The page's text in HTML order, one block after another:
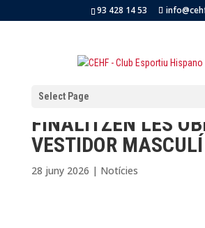
93 428 14 53
Select Page
FINALITZEN LES
VESTIDOR MASCULÍ
28 juny 2026 | Notícies